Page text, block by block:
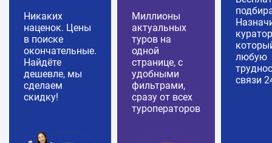
Никаких
наценок. Цены
в поиске
окончательные.
Найдёте
дешевле, мы
сделаем
скидку!
Миллионы
актуальных
туров на
одной
странице, с
удобными
фильтрами,
сразу от всех
туроператоров
любую
связи